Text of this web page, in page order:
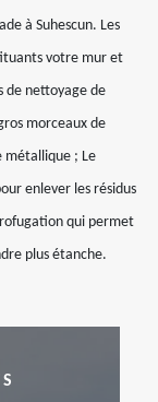
à Suhescun. Les
votre mur et
de nettoyage de
morceaux de
métallique ; Le
enlever les résidus
qui permet
plus étanche.